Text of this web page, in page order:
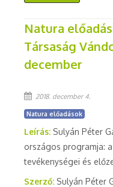
Natura
Társaság
december
2018. december 4.
Natura előadások
Leírás: Sulyán Péter
országos programja:
tevékenységei és
Szerző: Sulyán Péter